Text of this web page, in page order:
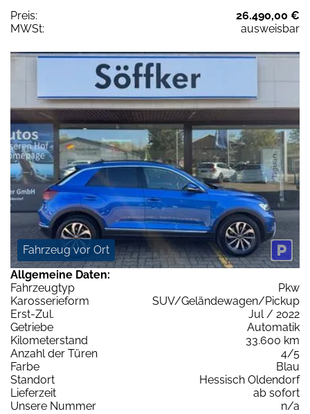
Preis:
26.490,00 €
MWSt:
ausweisbar
Fahrzeug vor Ort
Allgemeine Daten:
Fahrzeugtyp
Pkw
Karosserieform
SUV/Geländewagen/Pickup
Erst-Zul.
Jul / 2022
Getriebe
Automatik
Kilometerstand
33.600 km
Anzahl der Türen
4/5
Farbe
Blau
Standort
Hessisch Oldendorf
Lieferzeit
ab sofort
Unsere Nummer
n/a